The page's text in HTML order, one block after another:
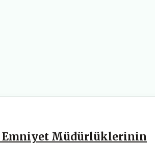
Emniyet Müdürlüklerinin